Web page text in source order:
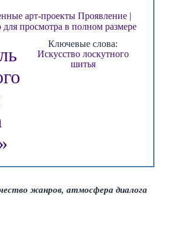
просмотра в полном размере
Ключевые слова:
Искусство лоскутного
шитья
жанров, атмосфера диалога